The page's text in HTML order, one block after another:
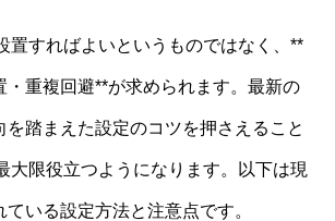
置すればよいというものではなく、**
・重複回避**が求められます。最新の
を踏まえた設定のコツを押さえること
大限役立つようになります。以下は現
いる設定方法と注意点です。